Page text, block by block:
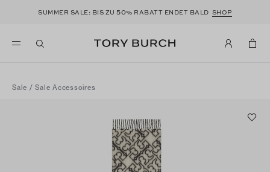
SUMMER SALE: BIS ZU50% RABATT ENDET BALD SHOP
Sale /Sale Accessoires